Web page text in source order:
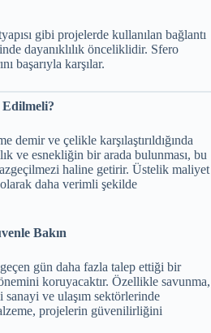
gibi projelerde kullanılan bağlantı
dayanıklılık önceliklidir. Sfero
başarıyla karşılar.
demir ve çelikle karşılaştırıldığında
ve esnekliğin bir arada bulunması, bu
haline getirir. Üstelik maliyet
daha verimli şekilde
Bakın
gün daha fazla talep ettiği bir
koruyacaktır. Özellikle savunma,
ve ulaşım sektörlerinde
projelerin güvenilirliğini